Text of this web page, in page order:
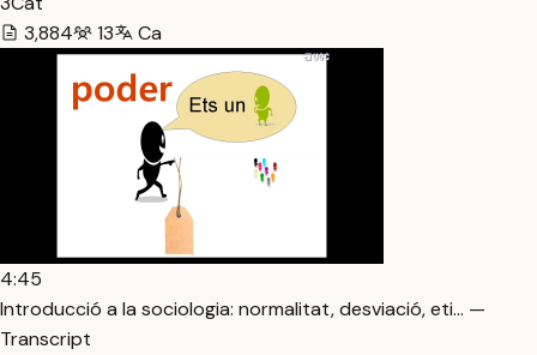
3,884
13 Ca
4:45
Introducció a la sociologia: normalitat, desviació, eti… —
Transcript